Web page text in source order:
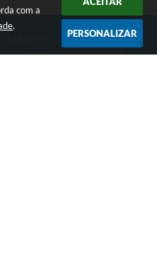
com a
.
PERSONALIZAR
Centro | CEP: 19640-015